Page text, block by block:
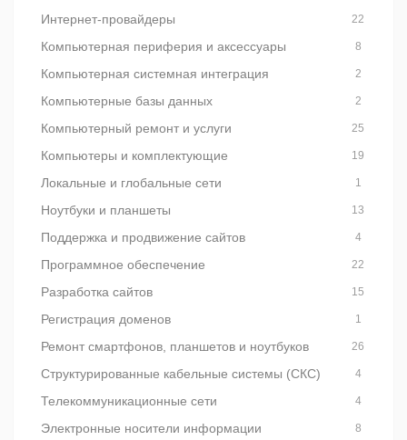
Интернет-провайдеры 22
Компьютерная периферия и аксессуары 8
Компьютерная системная интеграция 2
Компьютерные базы данных 2
Компьютерный ремонт и услуги 25
Компьютеры и комплектующие 19
Локальные и глобальные сети 1
Ноутбуки и планшеты 13
Поддержка и продвижение сайтов 4
Программное обеспечение 22
Разработка сайтов 15
Регистрация доменов 1
Ремонт смартфонов, планшетов и ноутбуков 26
Структурированные кабельные системы (СКС) 4
Телекоммуникационные сети 4
Электронные носители информации 8